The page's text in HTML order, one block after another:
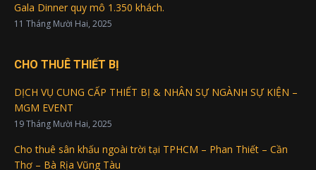
Gala Dinner quy mô 1.350 khách.
11 Tháng Mười Hai, 2025
CHO THUÊ THIẾT BỊ
DỊCH VỤ CUNG CẤP THIẾT BỊ & NHÂN SỰ NGÀNH SỰ KIỆN –
MGM EVENT
19 Tháng Mười Hai, 2025
Cho thuê sân khấu ngoài trời tại TPHCM – Phan Thiết – Cần
Thơ – Bà Rịa Vũng Tàu